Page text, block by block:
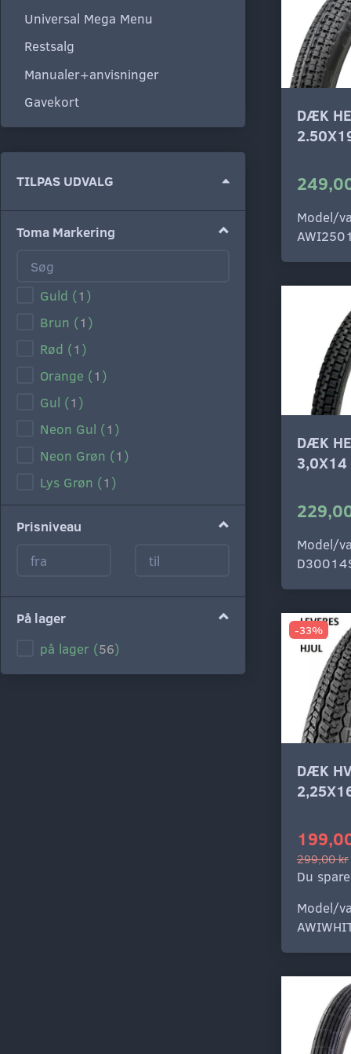
Universal Mega Menu
Restsalg
Manualer+anvisninger
Gavekort
TILPAS UDVALG
Toma Markering
Guld (1 )
Brun (1 )
Rød (1 )
Orange (1 )
Gul (1 )
Neon Gul (1 )
Neon Grøn (1 )
Lys Grøn (1 )
Mørk Grøn(1)
Lys Blå
Blå
Lyserød
Hvid(1)
Prisniveau
På lager
på lager (56)
DÆK
Model/
DÆK
3,0X14
Model/
-33%
DÆK
299,00 kr
Du
Model/